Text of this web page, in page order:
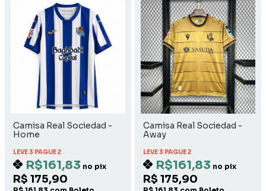
Camisa Real Sociedad -
Home
LEVE 3 PAGUE 2
R$161,83 no pix
R$ 175,90
Camisa Real Sociedad -
Away
LEVE 3 PAGUE 2
R$161,83 no pix
R$ 175,90